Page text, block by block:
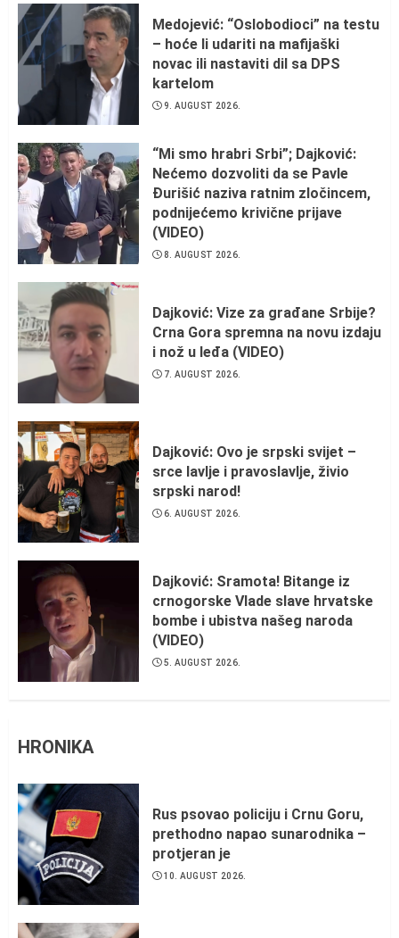
Medojević: “Oslobodioci” na testu
– hoće li udariti na mafijaški
novac ili nastaviti dil sa DPS
kartelom
9. AUGUST 2026.
“Mi smo hrabri Srbi”; Dajković:
Nećemo dozvoliti da se Pavle
Đurišić naziva ratnim zločincem,
podnijećemo krivične prijave
(VIDEO)
8. AUGUST 2026.
Dajković: Vize za građane Srbije?
Crna Gora spremna na novu izdaju
i nož u leđa (VIDEO)
7. AUGUST 2026.
Dajković: Ovo je srpski svijet –
srce lavlje i pravoslavlje, živio
srpski narod!
6. AUGUST 2026.
Dajković: Sramota! Bitange iz
crnogorske Vlade slave hrvatske
bombe i ubistva našeg naroda
(VIDEO)
5. AUGUST 2026.
HRONIKA
Rus psovao policiju i Crnu Goru,
prethodno napao sunarodnika –
protjeran je
10. AUGUST 2026.